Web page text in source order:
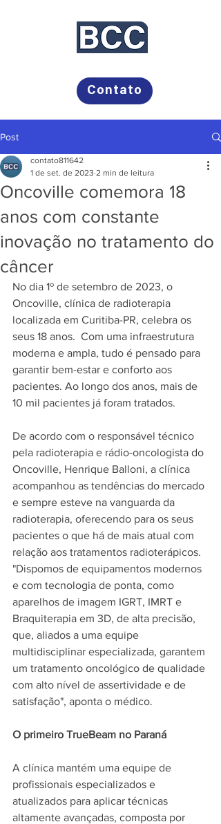
Contato
Post
Oncoville comemora 18
anos com constante
inovação no tratamento do
câncer
contato811642
1 de set. de 2023 2 min de leitura
No dia 1º de setembro de 2023, o
Oncoville, clínica de radioterapia
localizada em Curitiba-PR, celebra os
seus 18 anos.  Com uma infraestrutura
moderna e ampla, tudo é pensado para
garantir bem-estar e conforto aos
pacientes. Ao longo dos anos, mais de
10 mil pacientes já foram tratados.
De acordo com o responsável técnico
pela radioterapia e rádio-oncologista do
Oncoville, Henrique Balloni, a clínica
acompanhou as tendências do mercado
e sempre esteve na vanguarda da
radioterapia, oferecendo para os seus
pacientes o que há de mais atual com
relação aos tratamentos radioterápicos.
"Dispomos de equipamentos modernos
e com tecnologia de ponta, como
aparelhos de imagem IGRT, IMRT e
Braquiterapia em 3D, de alta precisão,
que, aliados a uma equipe
multidisciplinar especializada, garantem
um tratamento oncológico de qualidade
com alto nível de assertividade e de
satisfação", aponta o médico.
O primeiro TrueBeam no Paraná
A clínica mantém uma equipe de
profissionais especializados e
atualizados para aplicar técnicas
altamente avançadas, composta por